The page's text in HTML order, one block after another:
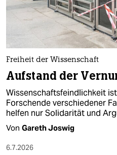
Freiheit der Wissenschaft
Aufstand der
Wissenschaftsfeindlichkeit
Forschende verschiedener
helfen nur Solidarität und
Von Gareth Joswig
6.7.2026